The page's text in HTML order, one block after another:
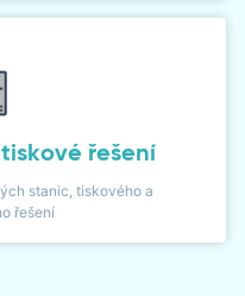
řešení
stanic, tiskového a
řešení